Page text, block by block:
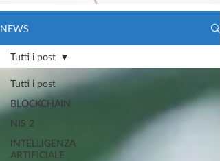
NEWS
Tutti i post
BLOCKCHAIN
NIS 2
INTELLIGENZA
ARTIFICIALE
Tutti i post